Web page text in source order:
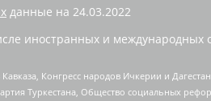
данные на 24.03.2022
иностранных и международных
Конгресс народов Ичкерии и
Туркестана, Общество социальных